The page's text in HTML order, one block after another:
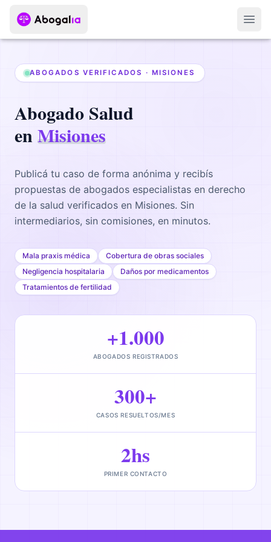
ABOGADOS VERIFICADOS · MISIONES
Abogado Salud
enMisiones
Publicá tu caso de forma anónima y recibís
propuestas de abogados especialistas en derecho
de la salud verificados en Misiones. Sin
intermediarios, sin comisiones, en minutos.
Mala praxis médica
Cobertura de obras sociales
Negligencia hospitalaria
Daños por medicamentos
Tratamientos de fertilidad
+1.000
ABOGADOS REGISTRADOS
300+
CASOS RESUELTOS/MES
2hs
PRIMER CONTACTO